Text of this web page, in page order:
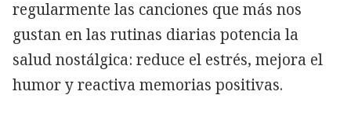
regularmente las canciones que más nos
gustan en las rutinas diarias potencia la
salud nostálgica: reduce el estrés, mejora el
humor y reactiva memorias positivas.